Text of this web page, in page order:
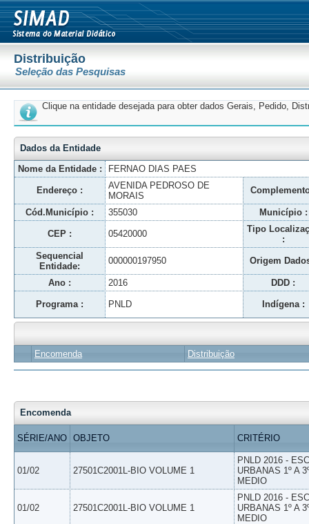
Distribuição
Seleção das Pesquisas
Clique na entidade desejada para obter dados Gerais, Pedido,
Dados da Entidade
Nome da Entidade :
FERNAO DIAS PAES
Endereço :
AVENIDA PEDROSO DE
MORAIS
Cód.Município : 355030 Município :
CEP : 05420000
Tipo
:
Sequencial
Entidade:
000000197950 Origem
Ano : 2016 DDD :
Programa : PNLD Indígena :
Encomenda Distribuição
Encomenda
SÉRIE/ANO OBJETO CRITÉRIO
01/02 27501C2001L-BIO VOLUME 1
PNLD 2016 -
URBANAS 1º A
MEDIO
01/02 27501C2001L-BIO VOLUME 1
PNLD 2016 -
URBANAS 1º A
MEDIO